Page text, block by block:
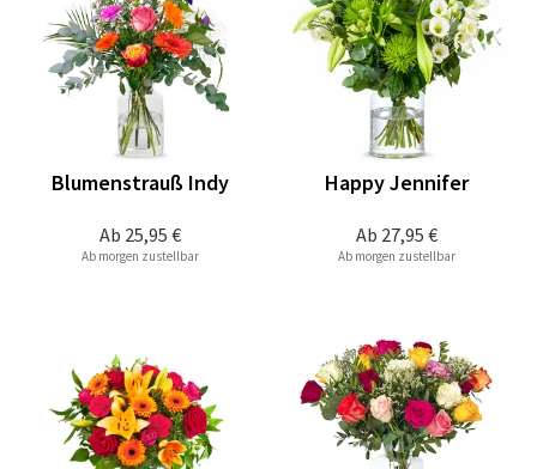
Ab 25,95 €
Blumenstrauß Indy
Ab morgen zustellbar
Ab 27,95 €
Happy Jennifer
Ab morgen zustellbar